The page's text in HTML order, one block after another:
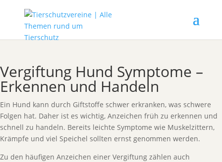
Vergiftung Hund Symptome –
Erkennen und Handeln
Ein Hund kann durch Giftstoffe schwer erkranken, was schwere
Folgen hat. Daher ist es wichtig, Anzeichen früh zu erkennen und
schnell zu handeln. Bereits leichte Symptome wie Muskelzittern,
Krämpfe und viel Speichel sollten ernst genommen werden.
Zu den häufigen Anzeichen einer Vergiftung zählen auch